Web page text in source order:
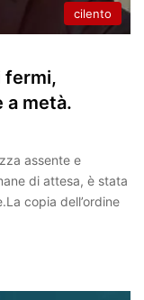
cilento
fermi,
a metà.
assente e
di attesa, è stata
copia dell’ordine